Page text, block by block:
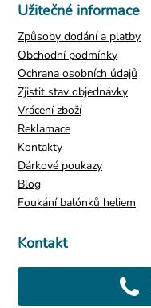
Kontakt
Užitečné informace
Způsoby dodání a platby
Obchodní podmínky
Ochrana osobních údajů
Zjistit stav objednávky
Vrácení zboží
Reklamace
Kontakty
Dárkové poukazy
Blog
Foukání balónků heliem